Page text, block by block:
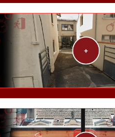
Last Door
Montbrison
Last Door « Home